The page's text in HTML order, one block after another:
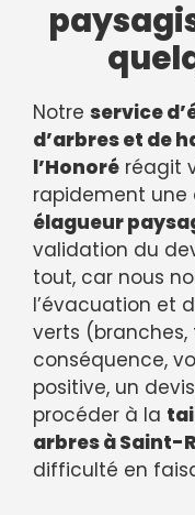
Notre service
d’arbres et de
l’Honoré réagit
rapidement une
élagueur
validation du
tout, car nous
l’évacuation et
verts (branches,
conséquence,
positive, un
procéder à la
arbres à Saint-
difficulté en